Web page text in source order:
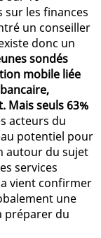
les finances
un conseiller
donc un
sondés
mobile liée
Mais seuls 63%
acteurs du
potentiel pour
autour du sujet
services
vient confirmer
une
préparer du